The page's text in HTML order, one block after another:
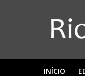
INÍCIO